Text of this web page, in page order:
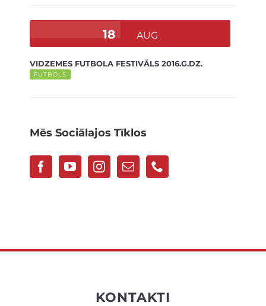
18 AUG
VIDZEMES FUTBOLA FESTIVĀLS 2016.G.DZ.
FUTBOLS
Mēs Sociālajos Tīklos
KONTAKTI